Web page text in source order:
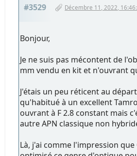
#3529 Décembre 11, 2022,
Bonjour,
Je ne suis pas mécontent de
mm vendu en kit et n'ouvrant
J'étais un peu réticent au
qu'habitué à un excellent
ouvrant à F 2.8 constant mais
autre APN classique non
Là, j'ai comme l'impression que